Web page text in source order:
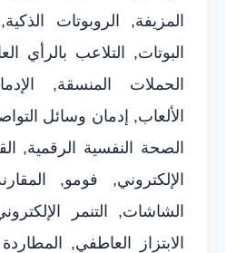
المزيفة, الروبوتات
البوتات, التلاعب بالرأي
الحملات المنسقة,
الألعاب, إدمان وسائل
الصحة النفسية الرقمية,
الإلكتروني, فومو,
الشاشات, التنمر
الابتزاز العاطفي,